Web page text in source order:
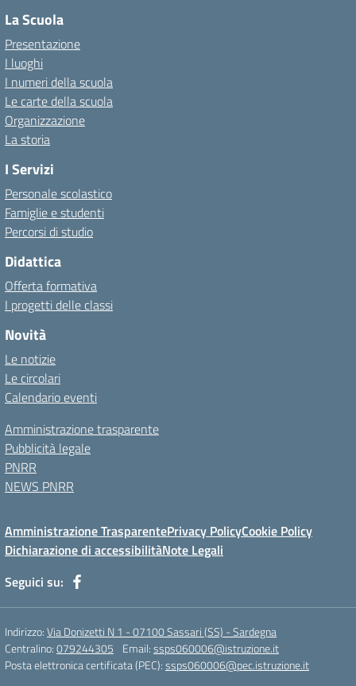
La Scuola
Presentazione
I luoghi
I numeri della scuola
Le carte della scuola
Organizzazione
La storia
I Servizi
Personale scolastico
Famiglie e studenti
Percorsi di studio
Didattica
Offerta formativa
I progetti delle classi
Novità
Le notizie
Le circolari
Calendario eventi
Amministrazione trasparente
Pubblicità legale
PNRR
NEWS PNRR
Amministrazione TrasparentePrivacy PolicyCookie Policy
Dichiarazione di accessibilitàNote Legali
Seguici su:
Indirizzo:Via Donizetti N 1 - 07100 Sassari (SS) - Sardegna
Centralino:079244305 Email:ssps060006@istruzione.it
Posta elettronica certificata (PEC):ssps060006@pec.istruzione.it